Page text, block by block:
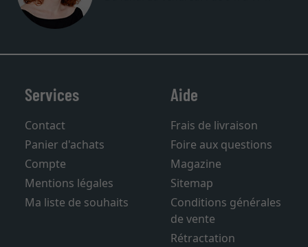
Services
Contact
Panier d'achats
Compte
Mentions légales
Aide
Frais de livraison
Foire aux questions
Magazine
Sitemap
Conditions générales
de vente